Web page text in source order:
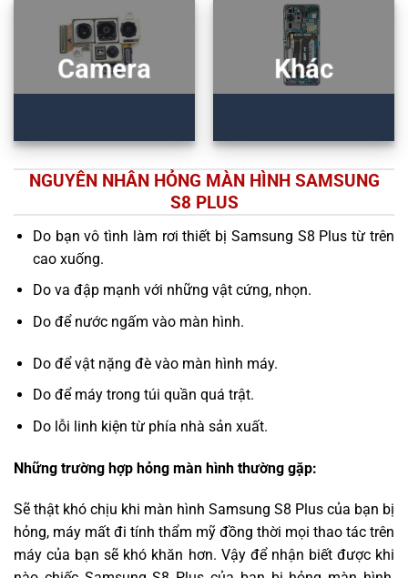
Camera Khác
NGUYÊN NHÂN HỎNG MÀN HÌNH SAMSUNG
S8 PLUS
Do bạn vô tình làm rơi thiết bị Samsung S8 Plus từ trên
cao xuống.
Do va đập mạnh với những vật cứng, nhọn.
Do để nước ngấm vào màn hình.
Do để vật nặng đè vào màn hình máy.
Do để máy trong túi quần quá trật.
Do lỗi linh kiện từ phía nhà sản xuất.
Những trường hợp hỏng màn hình thường gặp:
Sẽ thật khó chịu khi màn hình Samsung S8 Plus của bạn bị
hỏng, máy mất đi tính thẩm mỹ đồng thời mọi thao tác trên
máy của bạn sẽ khó khăn hơn. Vậy để nhận biết được khi